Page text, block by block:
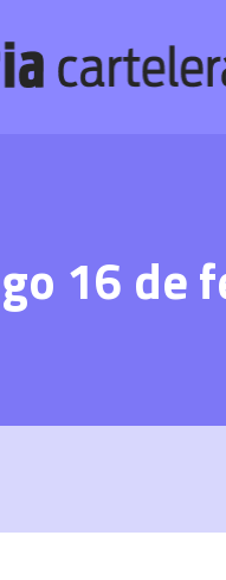
16 de